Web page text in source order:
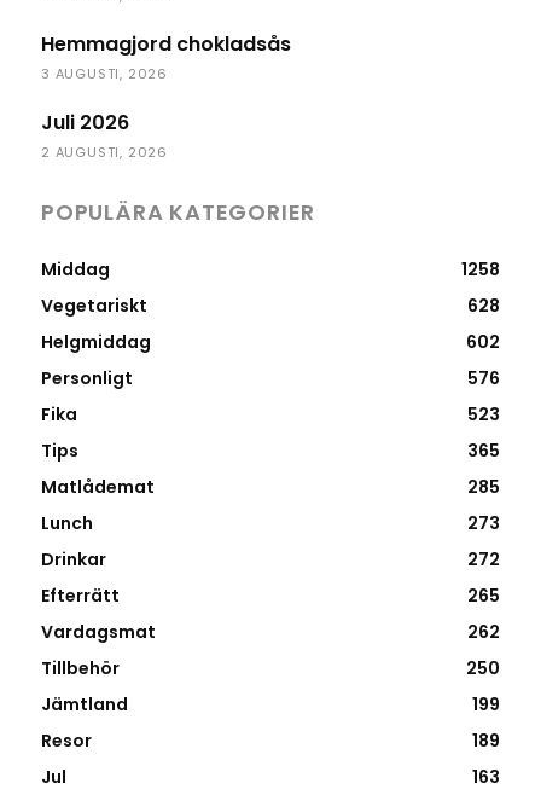
Hemmagjord chokladsås
3 AUGUSTI, 2026
Juli 2026
2 AUGUSTI, 2026
POPULÄRA KATEGORIER
Middag
1258
Vegetariskt
628
Helgmiddag
602
Personligt
576
Fika
523
Tips
365
Matlådemat
285
Lunch
273
Drinkar
272
Efterrätt
265
Vardagsmat
262
Tillbehör
250
Jämtland
199
Resor
189
Jul
163